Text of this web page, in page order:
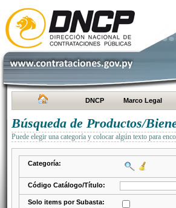
DNCP Marco Legal
Búsqueda de Productos/
Puede elegir una categoría y colocar algún texto para
Categoría:
Código Catálogo/Título:
Solo items por Subasta: